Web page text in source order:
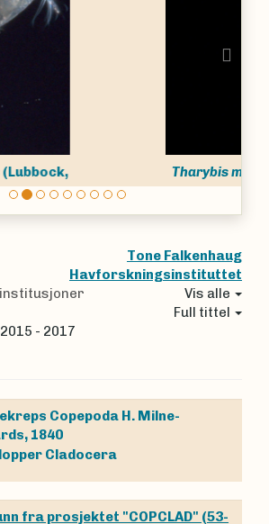
macrophthalma Sars, 1902
Tone Falkenhaug
Havforskningsinstituttet
Vis alle
Full tittel
2015 - 2017
Copepoda H. Milne-
1840
Cladocera
fra prosjektet "COPCLAD" (53-